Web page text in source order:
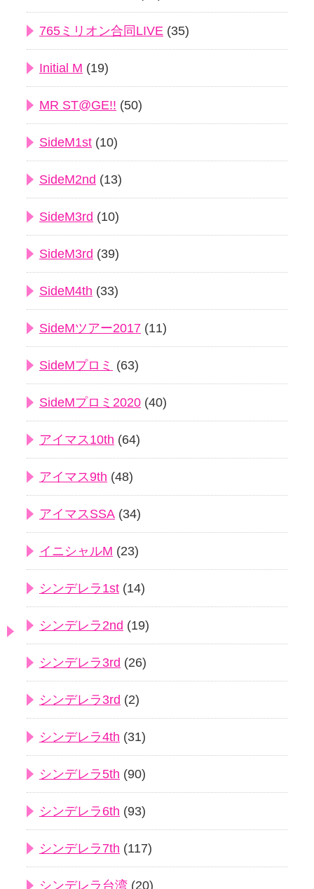
765ミリオン合同LIVE (35)
Initial M (19)
MR ST@GE!! (50)
SideM1st (10)
SideM2nd (13)
SideM3rd (10)
SideM3rd (39)
SideM4th (33)
SideMツアー2017 (11)
SideMプロミ (63)
SideMプロミ2020 (40)
アイマス10th (64)
アイマス9th (48)
アイマスSSA (34)
イニシャルM (23)
シンデレラ1st (14)
シンデレラ2nd (19)
シンデレラ3rd (26)
シンデレラ3rd (2)
シンデレラ4th (31)
シンデレラ5th (90)
シンデレラ6th (93)
シンデレラ7th (117)
シンデレラ台湾 (20)